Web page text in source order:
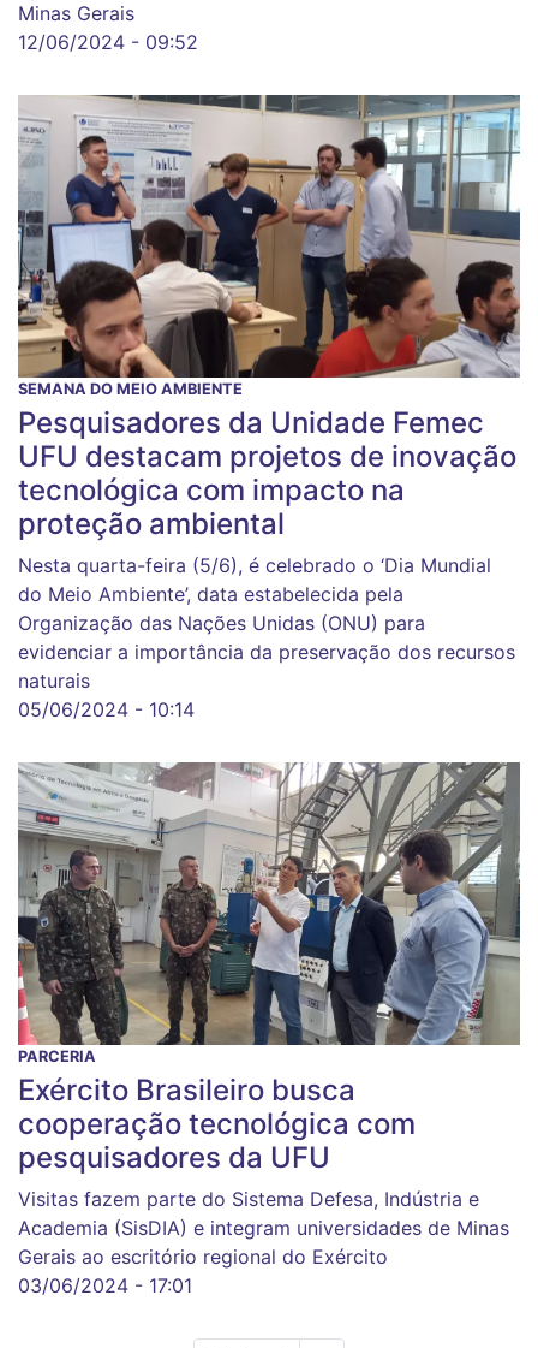
Minas Gerais
12/06/2024 - 09:52
SEMANA DO MEIO AMBIENTE
Pesquisadores da Unidade Femec
UFU destacam projetos de inovação
tecnológica com impacto na
proteção ambiental
Nesta quarta-feira (5/6), é celebrado o ‘Dia Mundial
do Meio Ambiente’, data estabelecida pela
Organização das Nações Unidas (ONU) para
evidenciar a importância da preservação dos recursos
naturais
05/06/2024 - 10:14
PARCERIA
Exército Brasileiro busca
cooperação tecnológica com
pesquisadores da UFU
Visitas fazem parte do Sistema Defesa, Indústria e
Academia (SisDIA) e integram universidades de Minas
Gerais ao escritório regional do Exército
03/06/2024 - 17:01